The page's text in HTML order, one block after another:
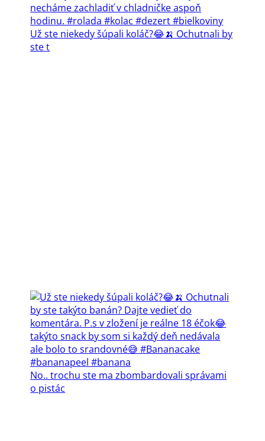
Už ste niekedy šúpali koláč?😂🍌 Ochutnali by
ste t
No.. trochu ste ma zbombardovali správami
o pistác